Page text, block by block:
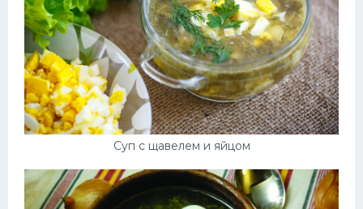
Суп с щавелем и яйцом